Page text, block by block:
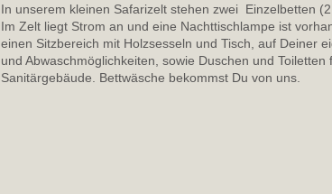
In unserem kleinen Safarizelt stehen zwei Einzelbetten
Im Zelt liegt Strom an und eine Nachttischlampe ist
einen Sitzbereich mit Holzsesseln und Tisch, auf Deiner
und Abwaschmöglichkeiten, sowie Duschen und Toiletten
Sanitärgebäude. Bettwäsche bekommst Du von uns.